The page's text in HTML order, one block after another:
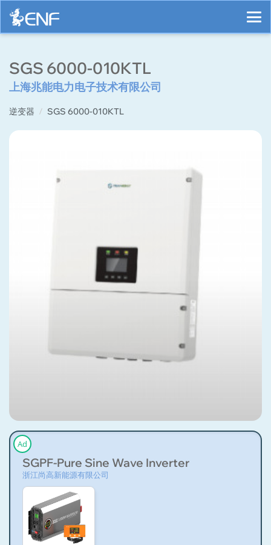
SGS 6000-010KTL
上海兆能电力电子技术有限公司
逆变器 SGS 6000-010KTL
Ad
SGPF-Pure Sine Wave Inverter
浙江尚高新能源有限公司